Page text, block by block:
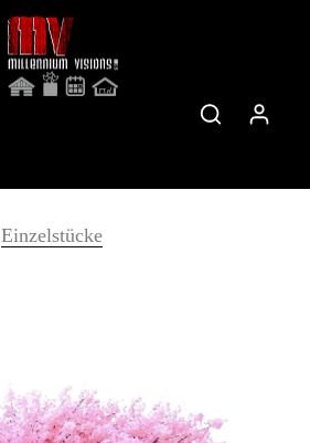
Einzelstücke